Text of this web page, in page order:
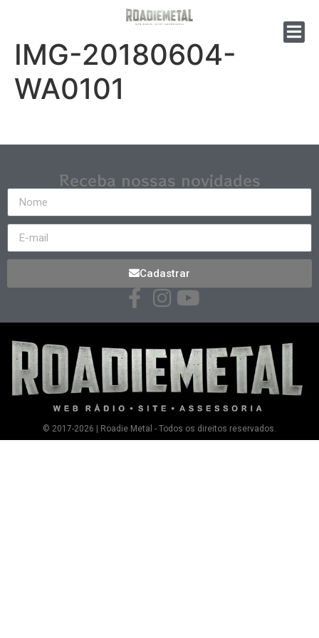
IMG-20180604-
WA0101
Receba nossas novidades
Cadastrar
© 2017-2026 | Roadie Metal - Todos os direitos reservados.